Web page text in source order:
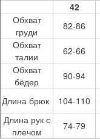
42
Обхват
груди
82-86
Обхват
талии
62-66
Обхват
бёдер
90-94
Длина брюк 104-110
Длина рук с
плечом
74-79